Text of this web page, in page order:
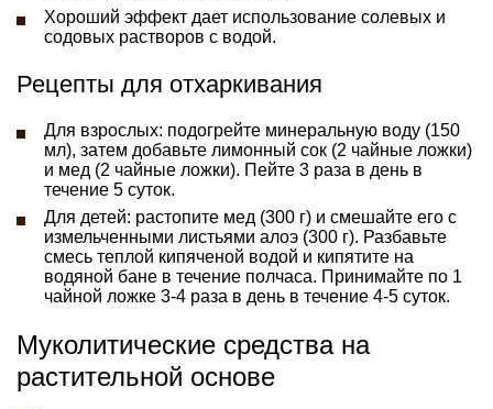
Хороший эффект дает использование солевых и
содовых растворов с водой.
Рецепты для отхаркивания
Для взрослых: подогрейте минеральную воду (150
мл), затем добавьте лимонный сок (2 чайные ложки)
и мед (2 чайные ложки). Пейте 3 раза в день в
течение 5 суток.
Для детей: растопите мед (300 г) и смешайте его с
измельченными листьями алоэ (300 г). Разбавьте
смесь теплой кипяченой водой и кипятите на
водяной бане в течение полчаса. Принимайте по 1
чайной ложке 3-4 раза в день в течение 4-5 суток.
Муколитические средства на
растительной основе